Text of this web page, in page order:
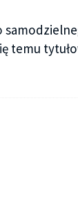
temu